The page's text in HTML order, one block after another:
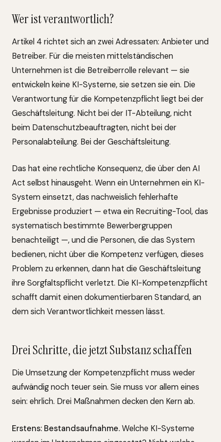
Wer ist verantwortlich?
Artikel 4 richtet sich an zwei Adressaten: Anbieter und
Betreiber. Für die meisten mittelständischen
Unternehmen ist die Betreiberrolle relevant — sie
entwickeln keine KI-Systeme, sie setzen sie ein. Die
Verantwortung für die Kompetenzpflicht liegt bei der
Geschäftsleitung. Nicht bei der IT-Abteilung, nicht
beim Datenschutzbeauftragten, nicht bei der
Personalabteilung. Bei der Geschäftsleitung.
Das hat eine rechtliche Konsequenz, die über den AI
Act selbst hinausgeht. Wenn ein Unternehmen ein KI-
System einsetzt, das nachweislich fehlerhafte
Ergebnisse produziert — etwa ein Recruiting-Tool, das
systematisch bestimmte Bewerbergruppen
benachteiligt —, und die Personen, die das System
bedienen, nicht über die Kompetenz verfügen, dieses
Problem zu erkennen, dann hat die Geschäftsleitung
ihre Sorgfaltspflicht verletzt. Die KI-Kompetenzpflicht
schafft damit einen dokumentierbaren Standard, an
dem sich Verantwortlichkeit messen lässt.
Drei Schritte, die jetzt Substanz schaffen
Die Umsetzung der Kompetenzpflicht muss weder
aufwändig noch teuer sein. Sie muss vor allem eines
sein: ehrlich. Drei Maßnahmen decken den Kern ab.
Erstens: Bestandsaufnahme.Welche KI-Systeme